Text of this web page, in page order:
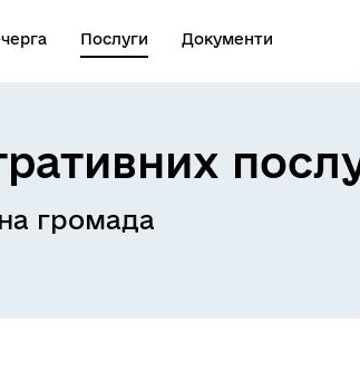
Послуги Документи
громада